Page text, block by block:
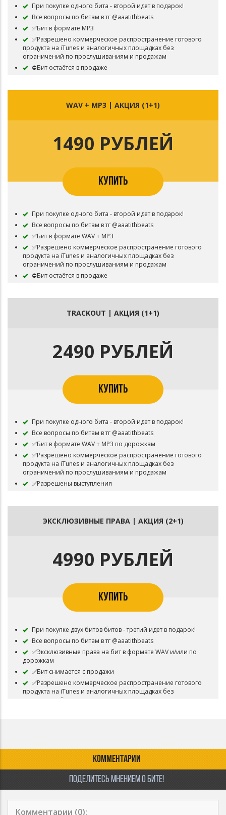
При покупке одного бита - второй идет в подарок!
Все вопросы по битам в тг @aaatithbeats
✅Бит в формате MP3
✅Разрешено коммерческое распространение готового
продукта на iTunes и аналогичных площадках без
ограничений по прослушиваниям и продажам
⛔Бит остаётся в продаже
WAV + MP3 | АКЦИЯ (1+1)
1490 РУБЛЕЙ
КУПИТЬ
При покупке одного бита - второй идет в подарок!
Все вопросы по битам в тг @aaatithbeats
✅Бит в формате WAV + MP3
✅Разрешено коммерческое распространение готового
продукта на iTunes и аналогичных площадках без
ограничений по прослушиваниям и продажам
⛔Бит остаётся в продаже
TRACKOUT | АКЦИЯ (1+1)
2490 РУБЛЕЙ
КУПИТЬ
При покупке одного бита - второй идет в подарок!
Все вопросы по битам в тг @aaatithbeats
✅Бит в формате WAV + MP3 по дорожкам
✅Разрешено коммерческое распространение готового
продукта на iTunes и аналогичных площадках без
ограничений по прослушиваниям и продажам
✅Разрешены выступления
⛔Бит остаётся в продаже
ЭКСКЛЮЗИВНЫЕ ПРАВА | АКЦИЯ (2+1)
4990 РУБЛЕЙ
КУПИТЬ
При покупке двух битов битов - третий идет в подарок!
Все вопросы по битам в тг @aaatithbeats
✅Эксклюзивные права на бит в формате WAV и/или по
дорожкам
✅Бит снимается с продажи
✅Разрешено коммерческое распространение готового
продукта на iTunes и аналогичных площадках без
ограничений по продажам
КОММЕНТАРИИ
ПОДЕЛИТЕСЬ МНЕНИЕМ О БИТЕ!
Комментарии (0):